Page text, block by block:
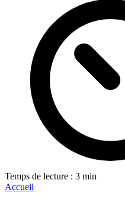
Temps de lecture : 3 min
Accueil